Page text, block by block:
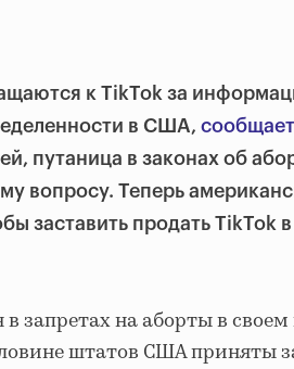
к TikTok за
в США, сообщает
путаница в законах об
вопросу. Теперь
заставить продать
запретах на аборты в
штатов США приняты